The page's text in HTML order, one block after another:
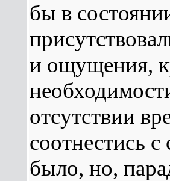
бы в
и ощущения,
отсутствии
соотнестись
было, но,